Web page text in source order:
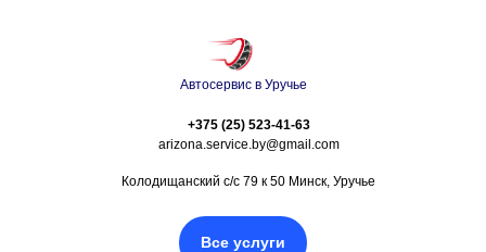
Автосервис в Уручье
+375 (25) 523-41-63
arizona.service.by@gmail.com
Колодищанский с/с 79 к 50 Минск, Уручье
Все услуги